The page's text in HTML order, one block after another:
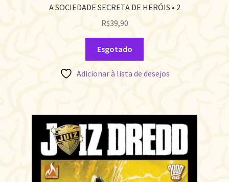
A SOCIEDADE SECRETA DE HERÓIS • 2
R$39,90
Esgotado
Adicionar à lista de desejos